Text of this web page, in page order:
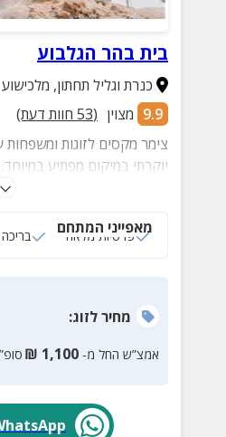
בית בהר הגלבוע
כנרת וגליל תחתון, מלכישוע
9.9 מצוין (
53 חוות דעת)
צימר מקסים לזוגות
יוקרתי במיקום מפתיע
זוגי, סלון ומרווח, מטבחון,
מאפייני המתחם
פרטיות מלאה
מחירלזוג:
אמצ”ש החל מ- 1,100
₪